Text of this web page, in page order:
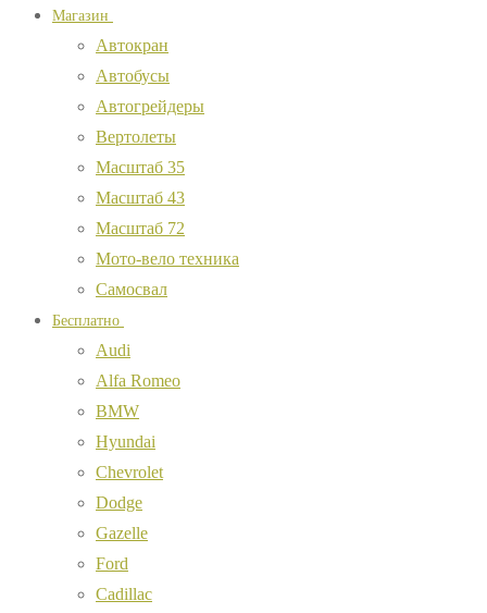
Магазин
Автокран
Автобусы
Автогрейдеры
Вертолеты
Масштаб 35
Масштаб 43
Масштаб 72
Мото-вело техника
Самосвал
Бесплатно
Audi
Alfa Romeo
BMW
Hyundai
Chevrolet
Dodge
Gazelle
Ford
Cadillac